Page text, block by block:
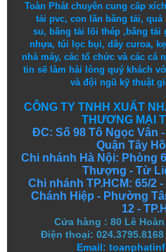
Toàn Phát chuyên cung cấp
tải pvc,con lăn băng tải,quả
su, băng tải lõi thép, băng tải
nhựa, túi lọc bụi, dây curoa,
nhà máy, các tổ chức và các cá
tin sẽ làm hài lòng quý khách
vàđội ngũ kỹ thuật
CÔNG TY TNHH XUẤT
THƯƠNG MẠI
ĐC: Số 98 Tô Ngọc Vân
Quận Tây
Chi nhánh Hà Nội: Phòng
Thượng - Từ
Chi nhánh TP.HCM: 65/2
Chánh Hiệp - Phường
12 -
Cửa hàng : 80 Lê
Điện thoại:
Email: